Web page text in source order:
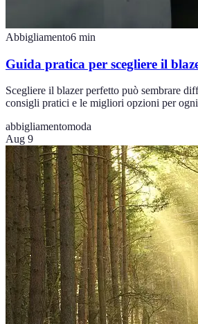
Abbigliamento6 min
Guida pratica per scegliere il
Scegliere il blazer perfetto può sembrare
consigli pratici e le migliori opzioni per
abbigliamentomoda
Aug 9